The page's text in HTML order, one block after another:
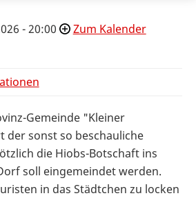
- 20:00
Zum Kalender
Gemeinde "Kleiner
der sonst so beschauliche
die Hiobs-Botschaft ins
soll eingemeindet werden.
in das Städtchen zu locken